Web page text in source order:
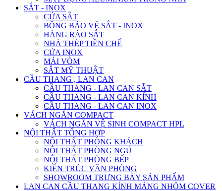
SẮT - INOX
CỬA SẮT
BÔNG BẢO VỆ SẮT - INOX
HÀNG RÀO SẮT
NHÀ THÉP TIỀN CHẾ
CỬA INOX
MÁI VÒM
SẮT MỸ THUẬT
CẦU THANG , LAN CAN
CẦU THANG - LAN CAN SẮT
CẦU THANG - LAN CAN KÍNH
CẦU THANG - LAN CAN INOX
VÁCH NGĂN COMPACT
VÁCH NGĂN VỆ SINH COMPACT HPL
NỘI THẤT TỔNG HỢP
NỘI THẤT PHÒNG KHÁCH
NỘI THẤT PHÒNG NGỦ
NỘI THẤT PHÒNG BẾP
KIẾN TRÚC VĂN PHÒNG
SHOWROOM TRƯNG BÀY SẢN PHẨM
LAN CAN CẦU THANG KÍNH MÁNG NHÔM COVER